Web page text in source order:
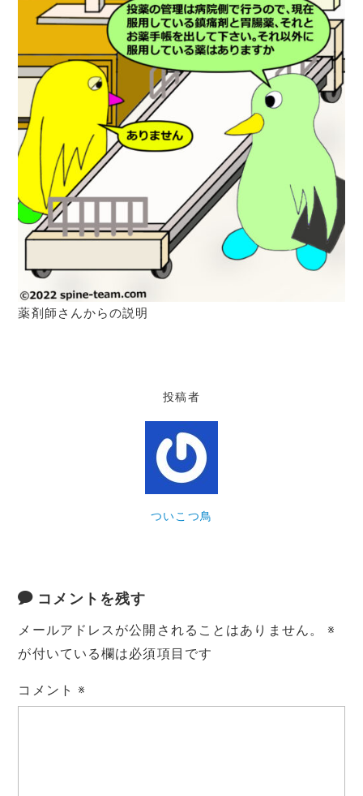
薬剤師さんからの説明
投稿者
ついこつ鳥
コメントを残す
メールアドレスが公開されることはありません。
※
が付いている欄は必須項目です
コメント※